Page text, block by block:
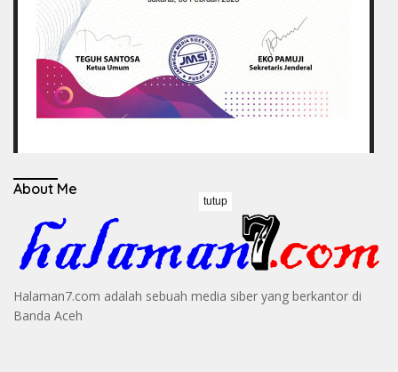
About Me
Halaman7.com adalah sebuah media siber yang berkantor di
Banda Aceh
tutup